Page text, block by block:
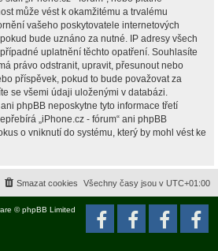
může vést k okamžitému a trvalému
vašeho poskytovatele internetových
bude uznáno za nutné. IP adresy všech
uplatnění těchto opatření. Souhlasíte
právo odstranit, upravit, přesunout nebo
příspěvek, pokud to bude považovat za
se všemi údaji uloženými v databázi.
ani phpBB neposkytne tyto informace třetí
„iPhone.cz - fórum“ ani phpBB
o vniknutí do systému, který by mohl vést ke
Všechny časy jsou v UTC+01:00
Smazat cookies
© phpBB Limited